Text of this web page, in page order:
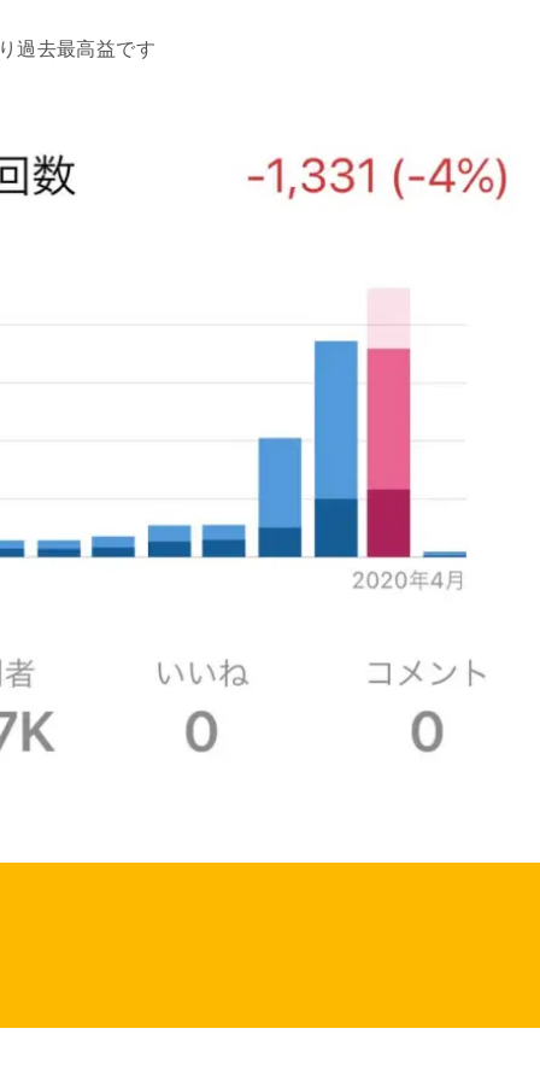
過去最高益です